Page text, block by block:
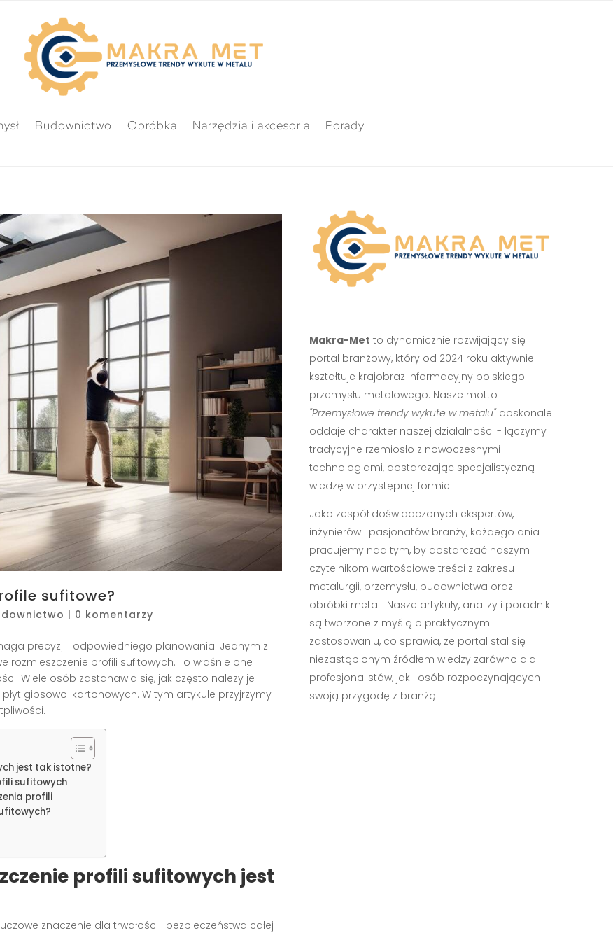
Budownictwo Obróbka Narzędzia i akcesoria Porady
sufitowe?
| 0 komentarzy
precyzji i odpowiedniego planowania. Jednym z
profili sufitowych. To właśnie one
Wiele osób zastanawia się, jak często należy je
gipsowo-kartonowych. W tym artykule przyjrzymy
jest tak istotne?
sufitowych
profili
profili sufitowych jest
znaczenie dla trwałości i bezpieczeństwa całej
Makra-Met to dynamicznie rozwijający się
portal branżowy, który od 2024 roku aktywnie
kształtuje krajobraz informacyjny polskiego
przemysłu metalowego. Nasze motto
"Przemysłowe trendy wykute w metalu"doskonale
oddaje charakter naszej działalności - łączymy
tradycyjne rzemiosło z nowoczesnymi
technologiami, dostarczając specjalistyczną
wiedzę w przystępnej formie.
Jako zespół doświadczonych ekspertów,
inżynierów i pasjonatów branży, każdego dnia
pracujemy nad tym, by dostarczać naszym
czytelnikom wartościowe treści z zakresu
metalurgii, przemysłu, budownictwa oraz
obróbki metali. Nasze artykuły, analizy i poradniki
są tworzone z myślą o praktycznym
zastosowaniu, co sprawia, że portal stał się
niezastąpionym źródłem wiedzy zarówno dla
profesjonalistów, jak i osób rozpoczynających
swoją przygodę z branżą.